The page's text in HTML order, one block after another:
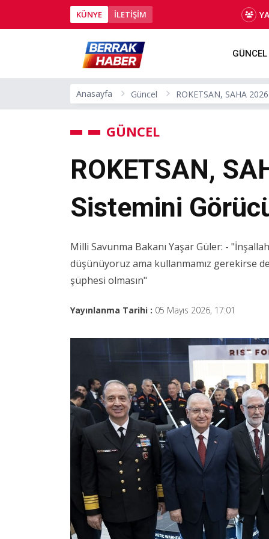
KÜNYE İLETİŞİM
GÜNCEL
Anasayfa Güncel ROKETSAN, SAHA
GÜNCEL
ROKETSAN,
Sistemini
Milli Savunma Bakanı Yaşar Güler: - "İnşallah
düşünüyoruz ama kullanmamız gerekirse
şüphesi olmasın"
Yayınlanma Tarihi : 05 Mayıs 2026, 17:01